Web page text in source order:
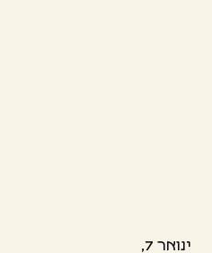
ינואר 7,